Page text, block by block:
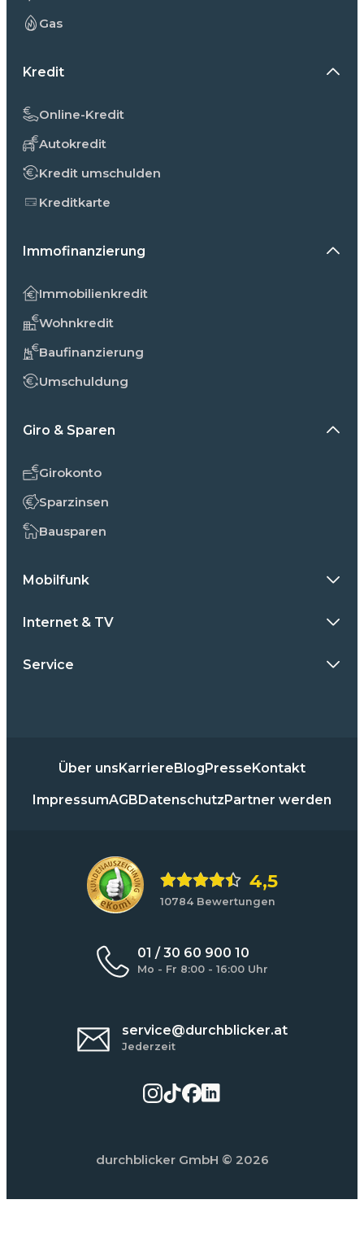
Gas
Kredit
Online-Kredit
Autokredit
Kredit umschulden
Kreditkarte
Immofinanzierung
Immobilienkredit
Wohnkredit
Baufinanzierung
Umschuldung
Giro & Sparen
Girokonto
Sparzinsen
Bausparen
Mobilfunk
Internet & TV
Service
Über uns Karriere Blog Presse Kontakt
ImpressumAGB Datenschutz Partner werden
4,5
10784 Bewertungen
01 / 30 60 900 10
Mo - Fr 8:00 - 16:00 Uhr
service@durchblicker.at
Jederzeit
durchblicker GmbH © 2026